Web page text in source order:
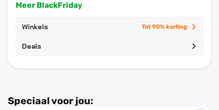
Meer BlackFriday
Winkels Tot 90% korting
Deals
Speciaal voor jou: